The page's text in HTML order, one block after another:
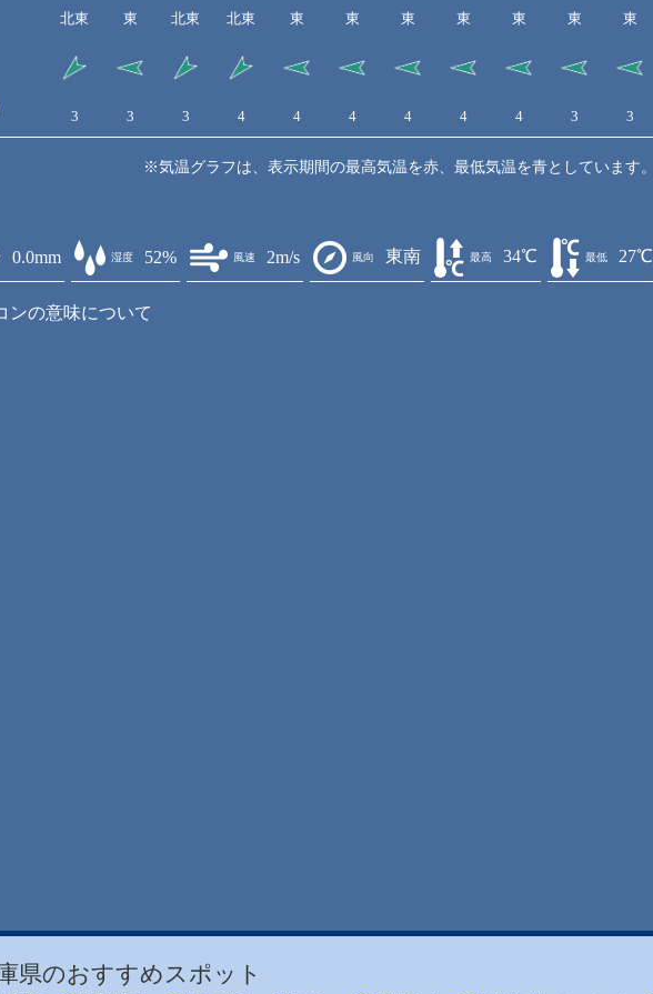
北東 東 北東 北東 東 東 東 東 東 東 東
3 3 3 4 4 4 4 4 4 3 3
※気温グラフは、表示期間の最高気温を赤、最低気温を青としています。
0.0mm 湿度 52% 風速 2m/s 風向 東南 最高 34℃ 最低 27℃
ンの意味について
県のおすすめスポット